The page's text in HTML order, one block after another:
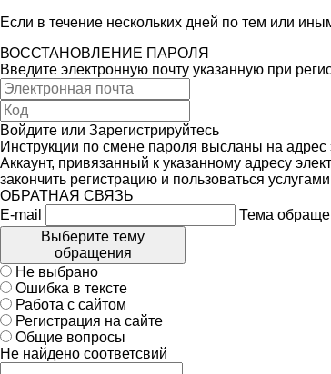
Если в течение нескольких дней по тем или
ВОССТАНОВЛЕНИЕ ПАРОЛЯ
Введите электронную почту указанную при
Войдите или Зарегистрируйтесь
Инструкции по смене пароля высланы на
Аккаунт, привязанный к указанному адресу
закончить регистрацию и пользоваться
ОБРАТНАЯ СВЯЗЬ
E-mail
Тема
Выберите тему
обращения
Не выбрано
Ошибка в тексте
Работа с сайтом
Регистрация на сайте
Общие вопросы
Не найдено соответсвий